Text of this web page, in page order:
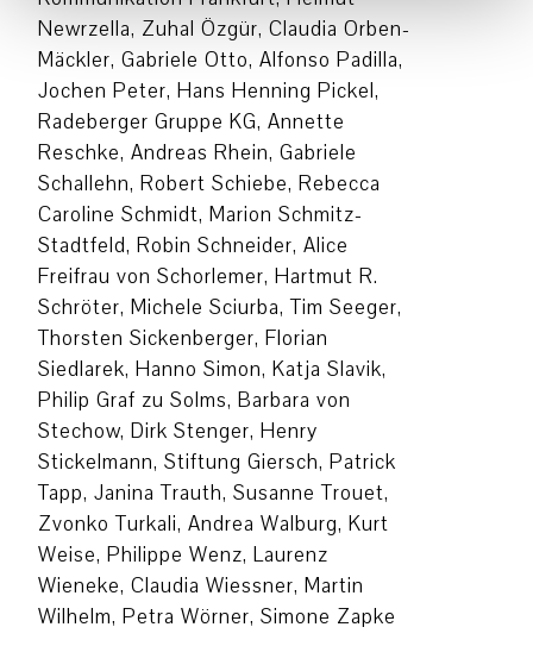
Newrzella, Zuhal Özgür, Claudia Orben-
Mäckler, Gabriele Otto, Alfonso Padilla,
Jochen Peter, Hans Henning Pickel,
Radeberger Gruppe KG, Annette
Reschke, Andreas Rhein, Gabriele
Schallehn, Robert Schiebe, Rebecca
Caroline Schmidt, Marion Schmitz-
Stadtfeld, Robin Schneider, Alice
Freifrau von Schorlemer, Hartmut R.
Schröter, Michele Sciurba, Tim Seeger,
Thorsten Sickenberger, Florian
Siedlarek, Hanno Simon, Katja Slavik,
Philip Graf zu Solms, Barbara von
Stechow, Dirk Stenger, Henry
Stickelmann, Stiftung Giersch, Patrick
Tapp, Janina Trauth, Susanne Trouet,
Zvonko Turkali, Andrea Walburg, Kurt
Weise, Philippe Wenz, Laurenz
Wieneke, Claudia Wiessner, Martin
Wilhelm, Petra Wörner, Simone Zapke